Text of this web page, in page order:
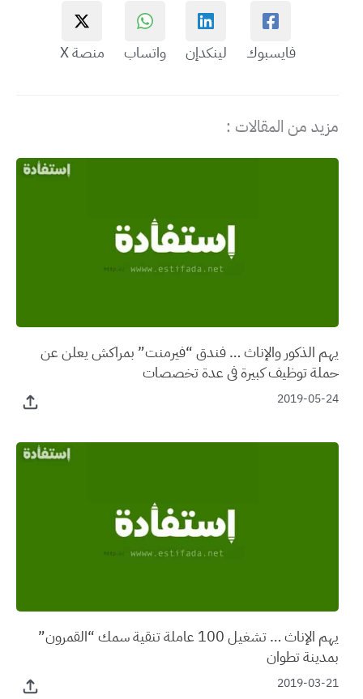
فايسبوك لينكدإن واتساب منصة X
مزيد من المقالات :
يهم الذكور والإناث … فندق “فيرمنت” بمراكش يعلن عن
حملة توظيف كبيرة في عدة تخصصات
2019-05-24
يهم الإناث … تشغيل 100 عاملة تنقية سمك “القمرون”
بمدينة تطوان
2019-03-21